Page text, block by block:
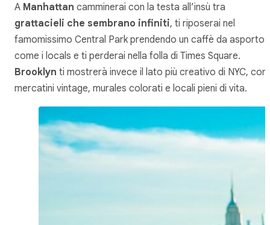
A Manhattan camminerai con la testa all’insù tra
grattacieli che sembrano infiniti, ti riposerai nel
famomissimo Central Park prendendo un caffè da asporto
come i locals e ti perderai nella folla di Times Square.
Brooklyn ti mostrerà invece il lato più creativo di NYC, con
mercatini vintage, murales colorati e locali pieni di vita.